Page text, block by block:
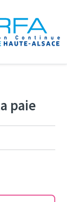
paie